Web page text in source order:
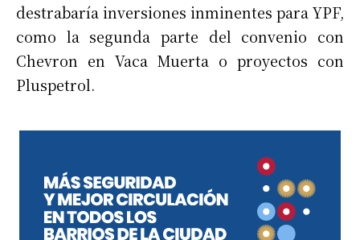
destrabaría inversiones inminentes para YPF,
como la segunda parte del convenio con
Chevron en Vaca Muerta o proyectos con
Pluspetrol.